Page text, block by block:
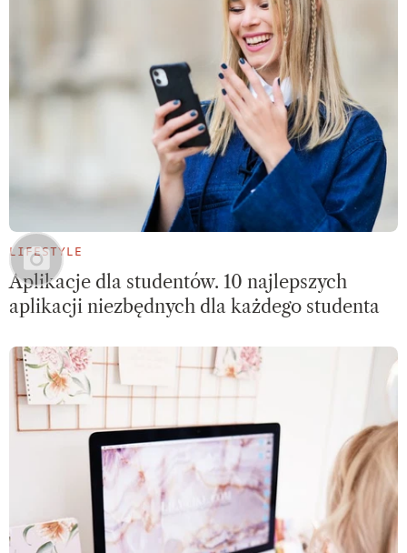
LIFESTYLE
Aplikacje dla studentów. 10 najlepszych
aplikacji niezbędnych dla każdego studenta